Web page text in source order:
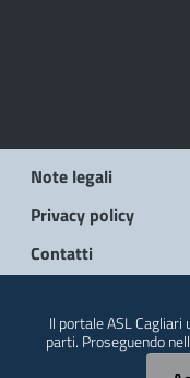
Note legali
Privacy policy
Contatti
Il portale ASL
parti. Proseguendo